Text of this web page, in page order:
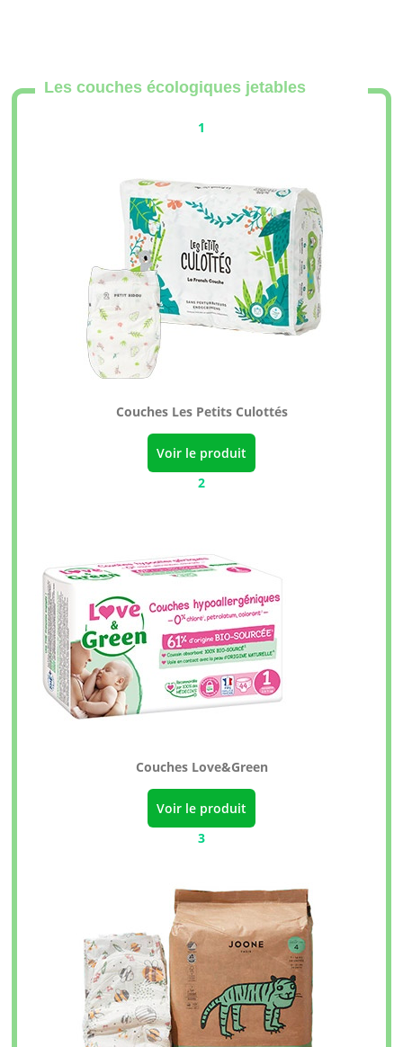
Les couches écologiques jetables
1
Couches Les Petits Culottés
Voir le produit
2
Couches Love&Green
Voir le produit
3